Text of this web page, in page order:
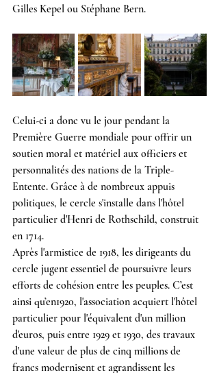
Gilles Kepel ou Stéphane Bern.
Celui-ci a donc vu le jour pendant la
Première Guerre mondiale pour offrir un
soutien moral et matériel aux officiers et
personnalités des nations de la Triple-
Entente. Grâce à de nombreux appuis
politiques, le cercle s'installe dans l'hôtel
particulier d'Henri de Rothschild, construit
en 1714.
Après l'armistice de 1918, les dirigeants du
cercle jugent essentiel de poursuivre leurs
efforts de cohésion entre les peuples. C’est
ainsi qu’en1920, l'association acquiert l'hôtel
particulier pour l'équivalent d'un million
d'euros, puis entre 1929 et 1930, des travaux
d'une valeur de plus de cinq millions de
francs modernisent et agrandissent les